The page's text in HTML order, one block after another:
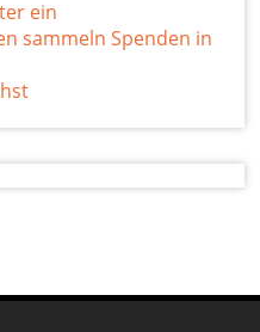
ein
sammeln Spenden in